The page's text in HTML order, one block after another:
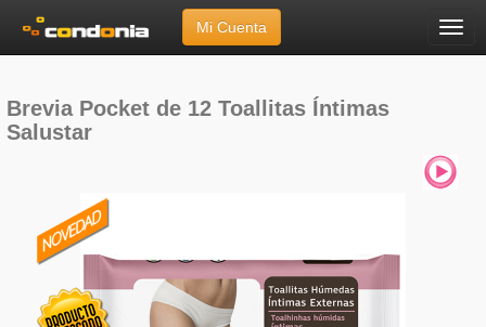
Menú
Mi Cuenta
Pocket de 12 Toallitas Íntimas Salustar
Brevia Pocket de 12 Toallitas Íntimas
Salustar